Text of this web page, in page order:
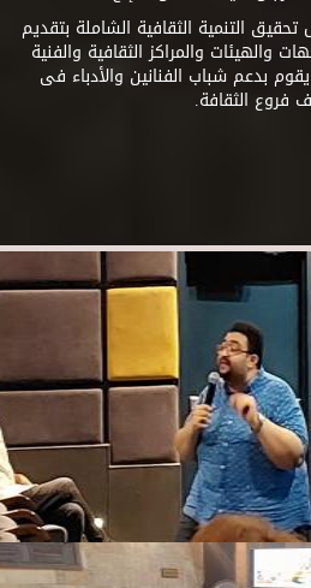
التنمية الثقافية الشاملة بتقديم
والهيئات والمراكز الثقافية والفنية
بدعم شباب الفنانين والأدباء فى
فروع الثقافة.